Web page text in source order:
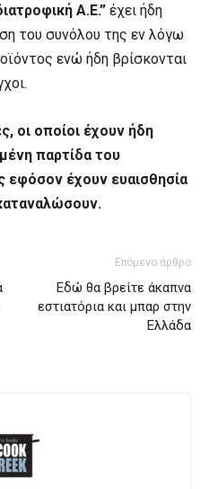
Α.Ε.” έχει ήδη
του συνόλου της εν λόγω
ενώ ήδη βρίσκονται
οι οποίοι έχουν ήδη
παρτίδα του
έχουν ευαισθησία
Επόμενο άρθρο
Εδώ θα βρείτε άκαπνα
εστιατόρια και μπαρ στην
Ελλάδα